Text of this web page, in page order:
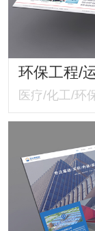
医疗/化工/环